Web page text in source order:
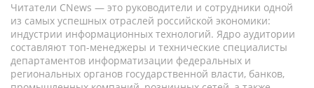
Читатели CNews — это руководители и сотрудники одной
из самых успешных отраслей российской экономики:
индустрии информационных технологий. Ядро аудитории
составляют топ-менеджеры и технические специалисты
департаментов информатизации федеральных и
региональных органов государственной власти, банков,